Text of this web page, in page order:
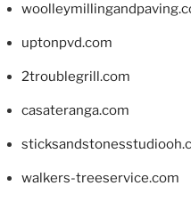
uptonpvd.com
2troublegrill.com
casateranga.com
walkers-treeservice.com